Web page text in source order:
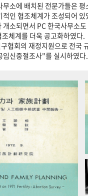
소에 배치된 전문가들은
적인 협조체계가 조성되어
개소되면서 PC 한국사무소
체계를 더욱 공고화하였다.
협회의 재정지원으로 전국
임신중절조사"를 실시하였다.